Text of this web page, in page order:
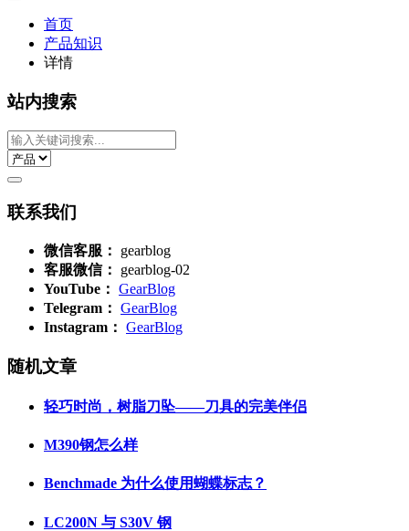
首页
产品知识
详情
站内搜索
联系我们
微信客服：
gearblog
客服微信：
gearblog-02
YouTube： GearBlog
Telegram： GearBlog
Instagram： GearBlog
随机文章
轻巧时尚，树脂刀坠——刀具的完美伴侣
M390钢怎么样
Benchmade 为什么使用蝴蝶标志？
LC200N 与 S30V 钢